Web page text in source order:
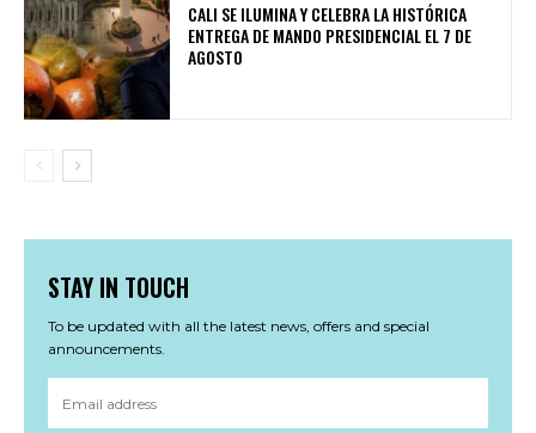
CALI SE ILUMINA Y CELEBRA LA HISTÓRICA
ENTREGA DE MANDO PRESIDENCIAL EL 7 DE
AGOSTO
STAY IN TOUCH
To be updated with all the latest news, offers and special
announcements.